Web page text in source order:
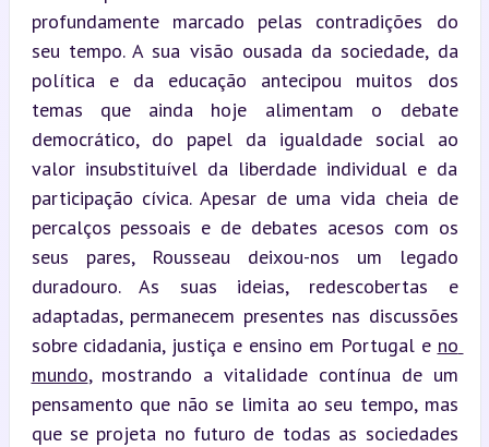
profundamente marcado pelas contradições do
seu tempo. A sua visão ousada da sociedade, da
política e da educação antecipou muitos dos
temas que ainda hoje alimentam o debate
democrático, do papel da igualdade social ao
valor insubstituível da liberdade individual e da
participação cívica. Apesar de uma vida cheia de
percalços pessoais e de debates acesos com os
seus pares, Rousseau deixou-nos um legado
duradouro. As suas ideias, redescobertas e
adaptadas, permanecem presentes nas discussões
sobre cidadania, justiça e ensino em Portugal e no
mundo, mostrando a vitalidade contínua de um
pensamento que não se limita ao seu tempo, mas
que se projeta no futuro de todas as sociedades